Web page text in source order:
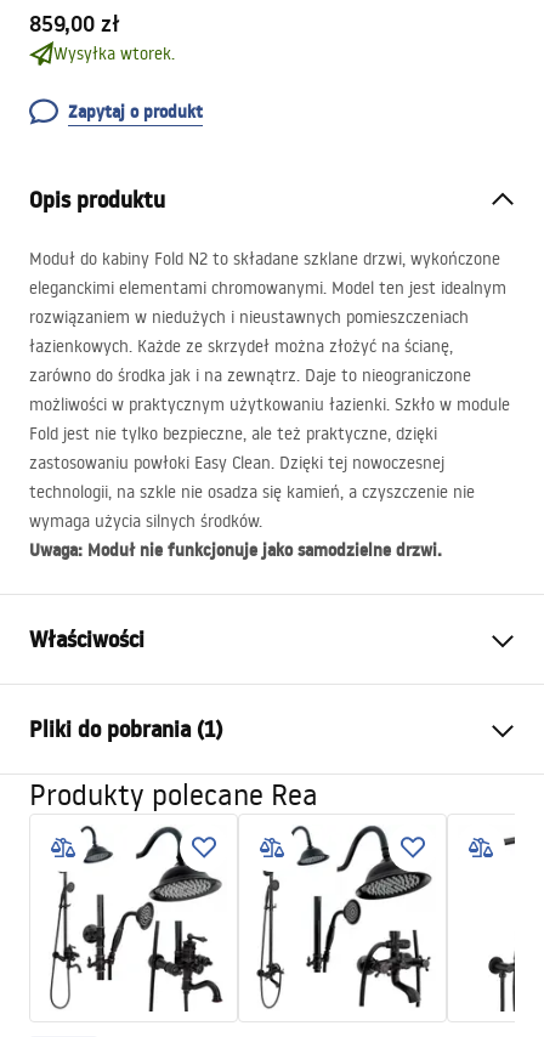
859,00 zł
Wysyłka wtorek.
Zapytaj o produkt
Opis produktu
Moduł do kabiny Fold N2 to składane szklane drzwi, wykończone
eleganckimi elementami chromowanymi. Model ten jest idealnym
rozwiązaniem w niedużych i nieustawnych pomieszczeniach
łazienkowych. Każde ze skrzydeł można złożyć na ścianę,
zarówno do środka jak i na zewnątrz. Daje to nieograniczone
możliwości w praktycznym użytkowaniu łazienki. Szkło w module
Fold jest nie tylko bezpieczne, ale też praktyczne, dzięki
zastosowaniu powłoki Easy Clean. Dzięki tej nowoczesnej
technologii, na szkle nie osadza się kamień, a czyszczenie nie
wymaga użycia silnych środków.
Uwaga: Moduł nie funkcjonuje jako samodzielne drzwi.
Właściwości
Kolor
Typ kabiny
Narożna
Sposób otwierania
Składany
Montaż
Na brodziku lub posadzce
Wysokość (mm)
1900mm
Strona
Obustronna
Gwarancja
24 miesiące
Powłoka Easy Clean
Tak, po wewnętrznej stronie
Pliki do pobrania (1)
Instrukcja montażu
Instrukcja_montazu_FOLD.pdf
Produkty polecane Rea